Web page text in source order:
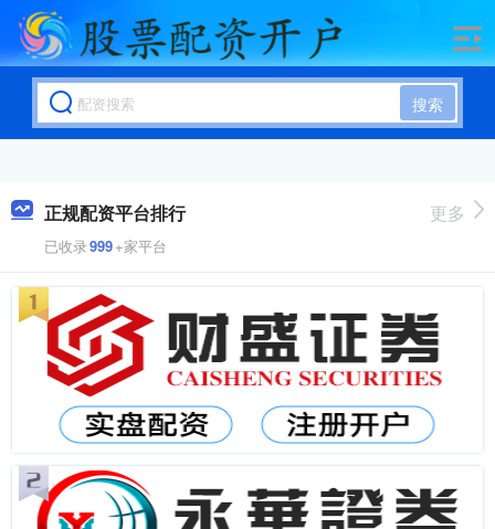
搜索
正规配资平台排行
已收录999+家平台
更多